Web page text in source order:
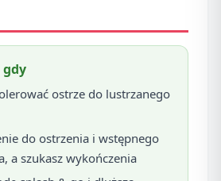
gdy
ostrze do lustrzanego
do ostrzenia i wstępnego
a szukasz wykończenia